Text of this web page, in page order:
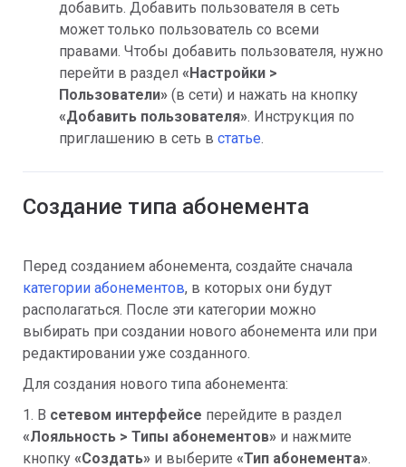
добавить. Добавить пользователя в сеть
может только пользователь со всеми
правами. Чтобы добавить пользователя, нужно
перейти в раздел « Настройки >
Пользователи» (в сети) и нажать на кнопку
«Добавить пользователя». Инструкция по
приглашению в сеть в статье.
Создание типа абонемента
Перед созданием абонемента, создайте сначала
категории абонементов, в которых они будут
располагаться. После эти категории можно
выбирать при создании нового абонемента или при
редактировании уже созданного.
Для создания нового типа абонемента:
1. В сетевом интерфейсе перейдите в раздел
«Лояльность > Типы абонементов» и нажмите
кнопку «Создать» и выберите «Тип абонемента».